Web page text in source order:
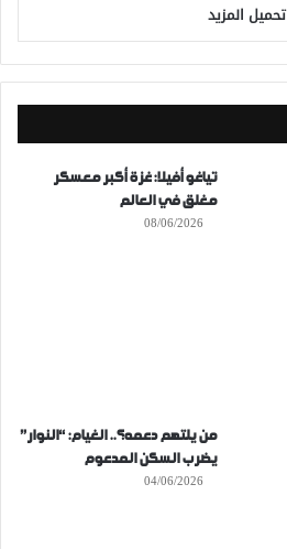
تحميل المزيد
تياغو أفيلا: غزة أكبر معسكر
مغلق في العالم
08/06/2026
من يلتهم دعمه؟.. الغيام: “النوار”
يضرب السكن المدعوم
04/06/2026